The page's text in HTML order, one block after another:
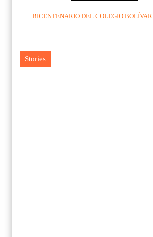
BICENTENARIO DEL COLEGIO BOLÍVAR
Stories